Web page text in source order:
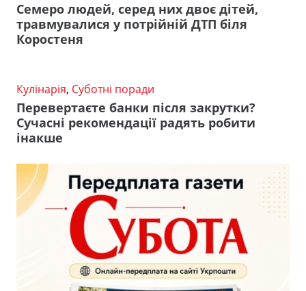
Семеро людей, серед них двоє дітей,
травмувалися у потрійній ДТП біля
Коростеня
Кулінарія, Суботні поради
Перевертаєте банки після закрутки?
Сучасні рекомендації радять робити
інакше